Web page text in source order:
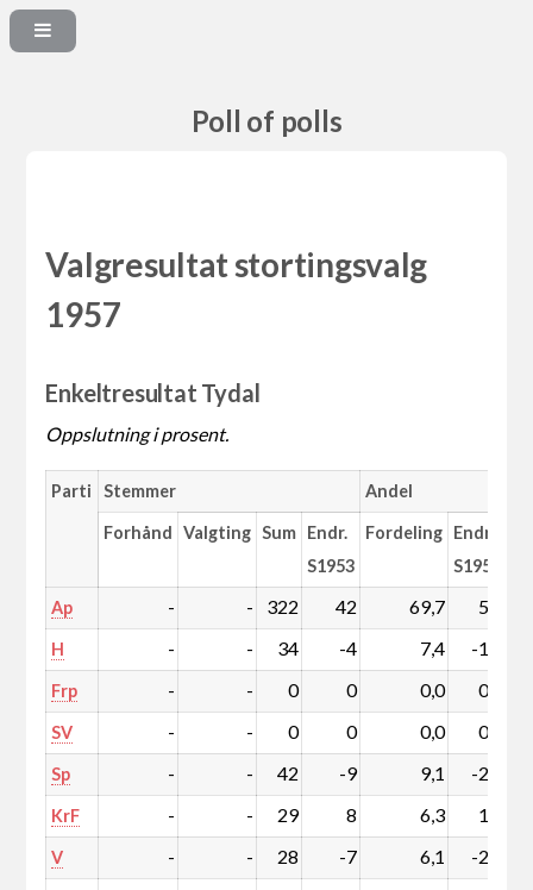
Poll of polls
Valgresultat stortingsvalg
1957
Enkeltresultat Tydal
Oppslutning i prosent.
Parti Stemmer Andel
Forhånd Valgting Sum Endr.
S1953
Fordeling Endr.
S1953
Ap - - 322 42 69,7 5,5
H - - 34 -4 7,4 -1,4
Frp - - 0 0 0,0 0,0
SV - - 0 0 0,0 0,0
Sp - - 42 -9 9,1 -2,6
KrF - - 29 8 6,3 1,5
V - - 28 -7 6,1 -2,0